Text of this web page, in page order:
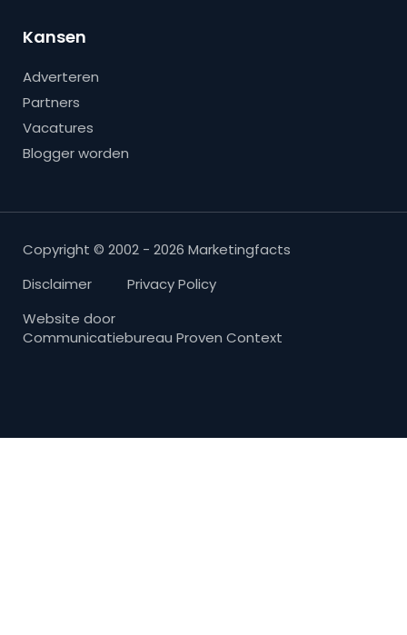
Kansen
Adverteren
Partners
Vacatures
Blogger worden
Copyright © 2002 - 2026 Marketingfacts
Disclaimer
Privacy Policy
Website door
Communicatiebureau Proven Context